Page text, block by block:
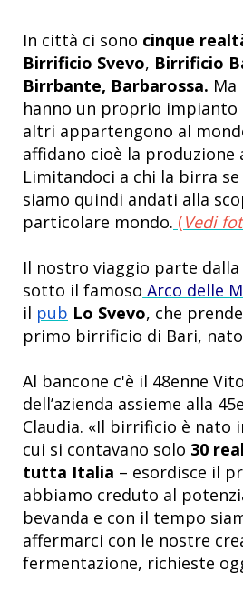
In città ci sono cinque
Birrificio Svevo, Birrificio
Birrbante, Barbarossa.
hanno un proprio impianto
altri appartengono al
affidano cioè la produzione
Limitandoci a chi la birra se
siamo quindi andati alla
particolare mondo. (Vedi
Il nostro viaggio parte
sotto il famoso Arco delle
il pub Lo Svevo, che
primo birrificio di Bari, nato
Al bancone c'è il 48enne
dell’azienda assieme alla
Claudia. «Il birrificio è nato
cui si contavano solo 30
tutta Italia – esordisce il
abbiamo creduto al
bevanda e con il tempo
affermarci con le nostre
fermentazione, richieste